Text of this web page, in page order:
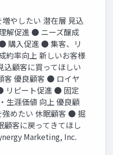
増やしたい 潜在層 見込
解促進 ● ニーズ醸成
購入促進 ● 集客、リ
約率向上 新しいお客様
込顧客に買ってほしい
客 優良顧客 ● ロイヤ
リピート促進 ● 固定
生涯価値 向上 優良顧
強めたい 休眠顧客 ● 掘
顧客に戻ってきてほし
Marketing, Inc.